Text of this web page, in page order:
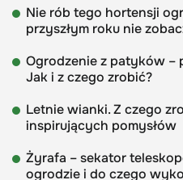
Nie rób tego hortensji
przyszłym roku nie
Ogrodzenie z patyków –
Jak i z czego zrobić?
Letnie wianki. Z czego
inspirujących pomysłów
Żyrafa – sekator
ogrodzie i do czego